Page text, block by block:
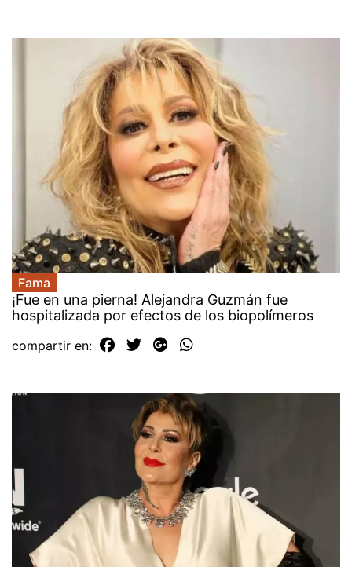
Fama
¡Fue en una pierna! Alejandra Guzmán fue
hospitalizada por efectos de los biopolímeros
compartir en: